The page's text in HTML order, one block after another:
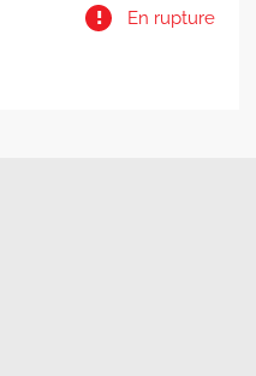
12,99 €